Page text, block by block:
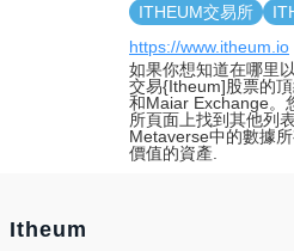
ITHEUM交易所
https://www.itheum.io
如果你想知道在哪里
交易{Itheum]股票的
和Maiar Exchange。
所頁面上找到其他列
Metaverse中的數據
價值的資產.
Itheum